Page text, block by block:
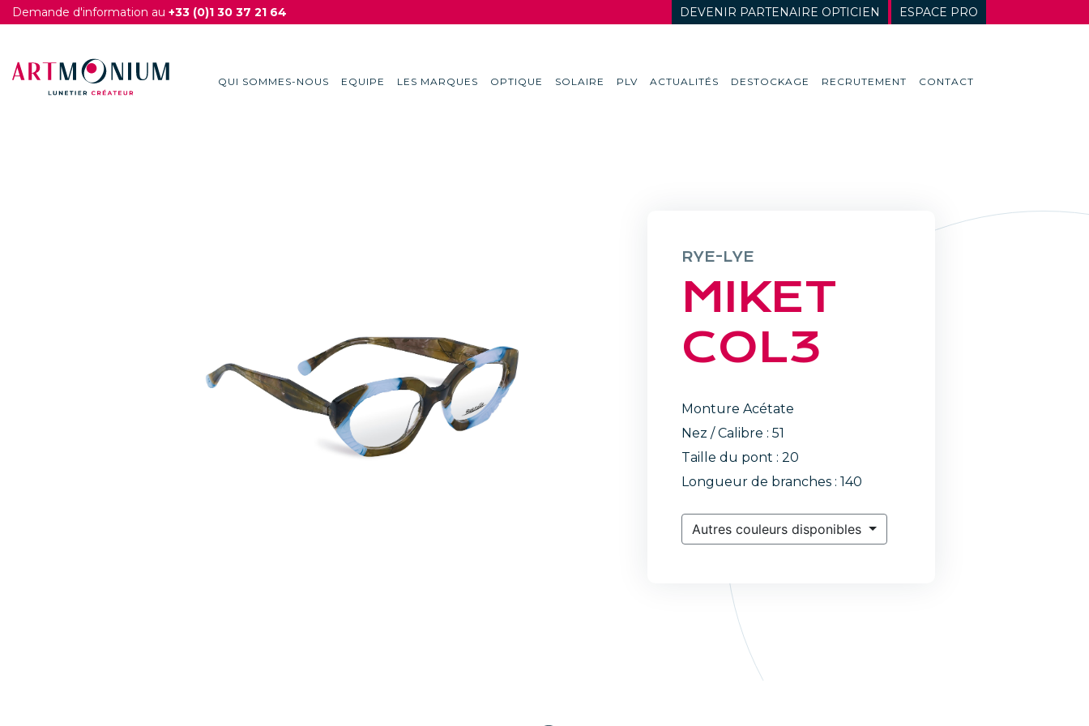
Demande d'information au +33 (0)1 30 37 21 64 DEVENIR PARTENAIRE OPTICIEN ESPACE PRO
QUI SOMMES-NOUS EQUIPE LES MARQUES OPTIQUE SOLAIRE PLV ACTUALITÉS DESTOCKAGE RECRUTEMENT CONTACT
RYE-LYE
MIKET
COL3
Monture Acétate
Nez / Calibre : 51
Taille du pont : 20
Longueur de branches : 140
Autres couleurs disponibles